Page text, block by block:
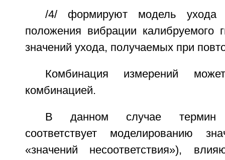
/4/ формируют модель ухода
положения вибрации калибруемого
значений ухода, получаемых при
Комбинация измерений
комбинацией.
В данном случае термин
соответствует моделированию
«значений несоответствия»),